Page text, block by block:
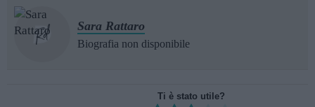
Sara Rattaro
Biografia non disponibile
Ti è stato utile?